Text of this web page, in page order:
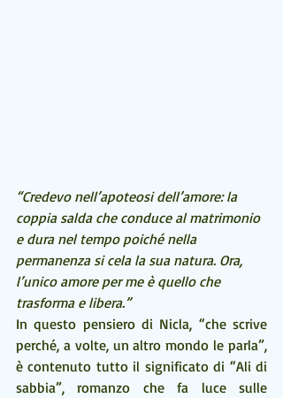
“Credevo nell’apoteosi dell’amore: la
coppia salda che conduce al matrimonio
e dura nel tempo poiché nella
permanenza si cela la sua natura. Ora,
l’unico amore per me è quello che
trasforma e libera.”
In questo pensiero di Nicla, “che scrive
perché, a volte, un altro mondo le parla”,
è contenuto tutto il significato di “Ali di
sabbia”, romanzo che fa luce sulle